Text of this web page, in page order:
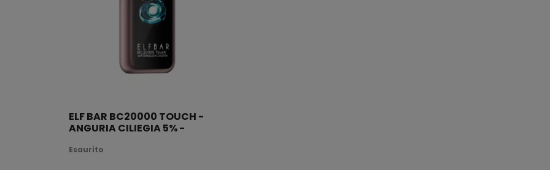
ELF BAR BC20000 TOUCH -
ANGURIA CILIEGIA 5% -
Esaurito